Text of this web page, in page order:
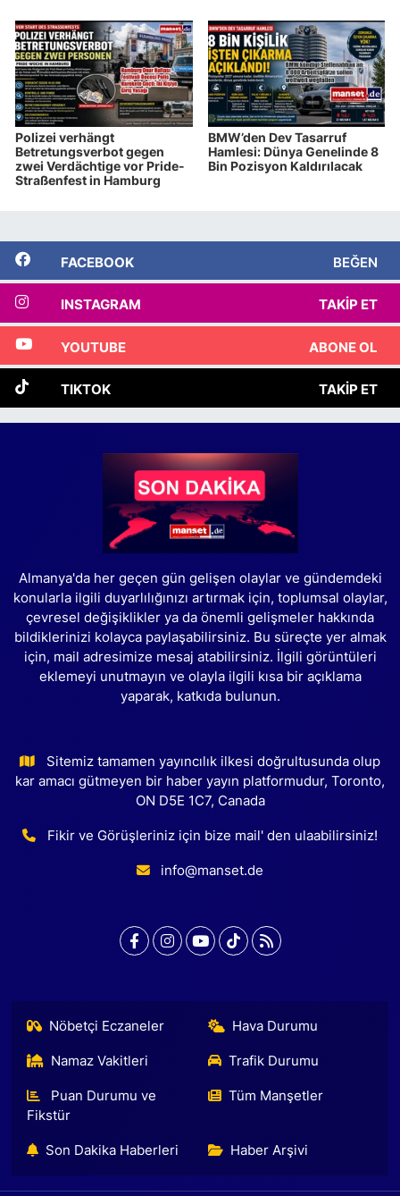
Polizei verhängt
Betretungsverbot gegen
zwei Verdächtige vor Pride-
Straßenfest in Hamburg
BMW’den Dev Tasarruf
Hamlesi: Dünya Genelinde 8
Bin Pozisyon Kaldırılacak
FACEBOOK BEĞEN
INSTAGRAM TAKIP ET
YOUTUBE ABONE OL
TIKTOK TAKIP ET
Almanya'da her geçen gün gelişen olaylar ve gündemdeki
konularla ilgili duyarlılığınızı artırmak için, toplumsal olaylar,
çevresel değişiklikler ya da önemli gelişmeler hakkında
bildiklerinizi kolayca paylaşabilirsiniz. Bu süreçte yer almak
için, mail adresimize mesaj atabilirsiniz. İlgili görüntüleri
eklemeyi unutmayın ve olayla ilgili kısa bir açıklama
yaparak, katkıda bulunun.
Sitemiz tamamen yayıncılık ilkesi doğrultusunda olup
kar amacı gütmeyen bir haber yayın platformudur, Toronto,
ON D5E 1C7, Canada
Fikir ve Görüşleriniz için bize mail' den ulaabilirsiniz!
info@manset.de
Nöbetçi Eczaneler Hava Durumu
Namaz Vakitleri Trafik Durumu
Puan Durumu ve
Fikstür
Tüm Manşetler
Son Dakika Haberleri Haber Arşivi